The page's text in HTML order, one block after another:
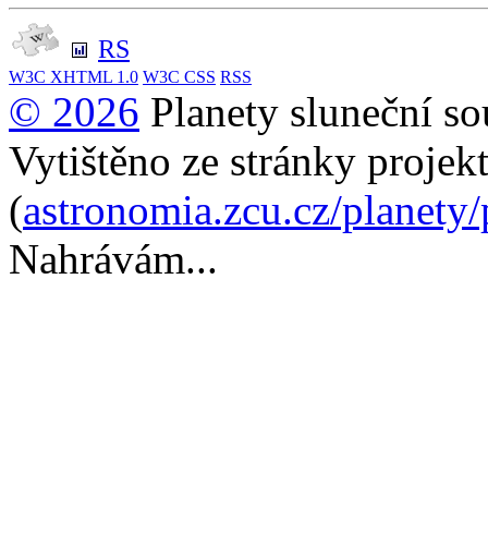
RS
W3C XHTML 1.0 W3C CSS RSS
© 2026 Planety sluneční
Vytištěno ze stránky
(astronomia.zcu.cz/
Nahrávám...